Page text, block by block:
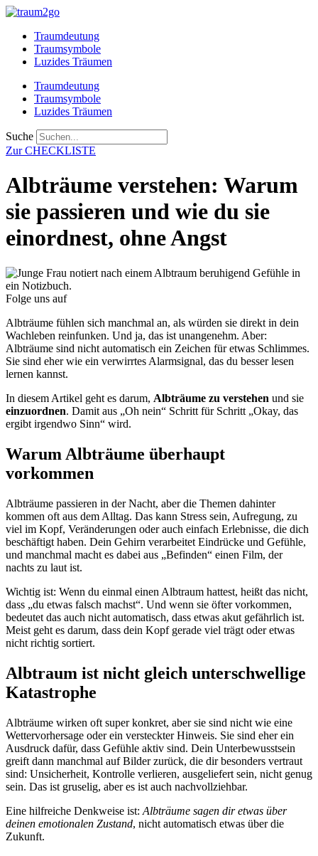
Zum
springenTraumdeutung
Traumsymbole
Luzides Träumen
Traumdeutung
Traumsymbole
Luzides Träumen
Suche
Zur CHECKLISTE
Albträume verstehen: Warum
sie passieren und wie du sie
einordnest, ohne Angst
Folge uns auf
Albträume fühlen sich manchmal an, als würden sie direkt in dein
Wachleben reinfunken. Und ja, das ist unangenehm. Aber:
Albträume sind nicht automatisch ein Zeichen für etwas Schlimmes.
Sie sind eher wie ein verwirrtes Alarmsignal, das du besser lesen
lernen kannst.
In diesem Artikel geht es darum, Albträume zu verstehen und sie
einzuordnen. Damit aus „Oh nein“ Schritt für Schritt „Okay, das
ergibt irgendwo Sinn“ wird.
Warum Albträume überhaupt
vorkommen
Albträume passieren in der Nacht, aber die Themen dahinter
kommen oft aus dem Alltag. Das kann Stress sein, Aufregung, zu
viel im Kopf, Veränderungen oder auch einfach Erlebnisse, die dich
beschäftigt haben. Dein Gehirn verarbeitet Eindrücke und Gefühle,
und manchmal macht es dabei aus „Befinden“ einen Film, der
nachts zu laut ist.
Wichtig ist: Wenn du einmal einen Albtraum hattest, heißt das nicht,
dass „du etwas falsch machst“. Und wenn sie öfter vorkommen,
bedeutet das auch nicht automatisch, dass etwas akut gefährlich ist.
Meist geht es darum, dass dein Kopf gerade viel trägt oder etwas
nicht richtig sortiert.
Albtraum ist nicht gleich unterschwellige
Katastrophe
Albträume wirken oft super konkret, aber sie sind nicht wie eine
Wettervorhersage oder ein versteckter Hinweis. Sie sind eher ein
Ausdruck dafür, dass Gefühle aktiv sind. Dein Unterbewusstsein
greift dann manchmal auf Bilder zurück, die dir besonders vertraut
sind: Unsicherheit, Kontrolle verlieren, ausgeliefert sein, nicht genug
sein. Das ist gruselig, aber es ist auch nachvollziehbar.
Eine hilfreiche Denkweise ist: Albträume sagen dir etwas über
deinen emotionalen Zustand, nicht automatisch etwas über die
Zukunft.